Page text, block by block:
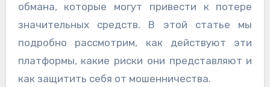
обмана, которые могут привести к потере
значительных средств. В этой статье мы
подробно рассмотрим, как действуют эти
платформы, какие риски они представляют и
как защитить себя от мошенничества.